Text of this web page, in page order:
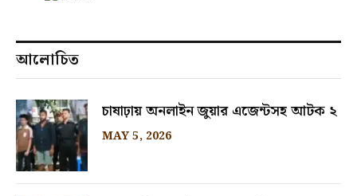
আলোচিত
চাষাঢ়ায় অনলাইন জুয়ার এজেন্টসহ আটক ২
MAY 5, 2026